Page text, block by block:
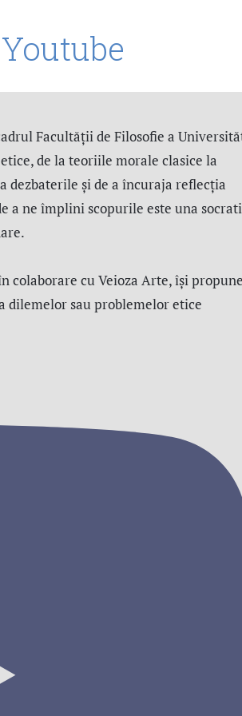
Youtube
Facultății de Filosofie a
de la teoriile morale clasice la
dezbaterile și de a încuraja reflecția
a ne împlini scopurile este una
colaborare cu Veioza Arte, își
dilemelor sau problemelor etice